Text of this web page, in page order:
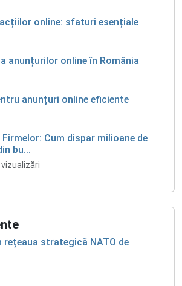
online: sfaturi esențiale
anunțurilor online în România
anunțuri online eficiente
Firmelor: Cum dispar milioane de
bu...
vizualizări
rețeaua strategică NATO de